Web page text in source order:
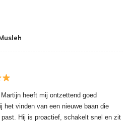
heeft mij ontzettend goed
het vinden van een nieuwe baan die
Hij is proactief, schakelt snel en zit